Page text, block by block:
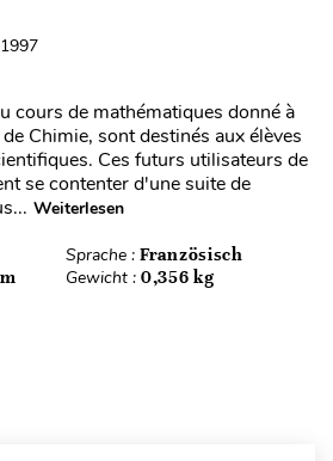
cours de mathématiques donné à
Chimie, sont destinés aux élèves
Ces futurs utilisateurs de
se contenter d'une suite de
Weiterlesen
Sprache : Französisch
Gewicht : 0,356 kg